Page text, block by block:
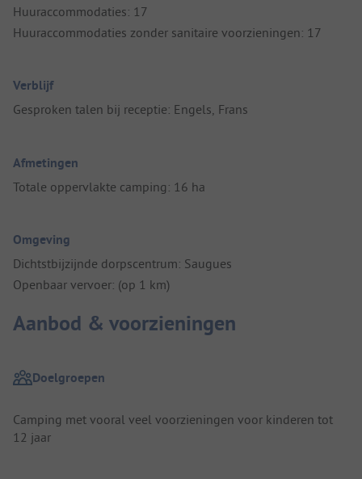
Huuraccommodaties: 17
Huuraccommodaties zonder sanitaire voorzieningen: 17
Verblijf
Gesproken talen bij receptie: Engels, Frans
Afmetingen
Totale oppervlakte camping: 16 ha
Omgeving
Dichtstbijzijnde dorpscentrum: Saugues
Openbaar vervoer: (op 1 km)
Aanbod & voorzieningen
Doelgroepen
Camping met vooral veel voorzieningen voor kinderen tot
12 jaar